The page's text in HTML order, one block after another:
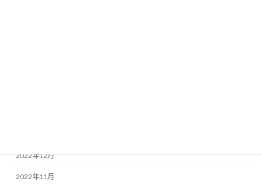
2022年12月
2022年11月